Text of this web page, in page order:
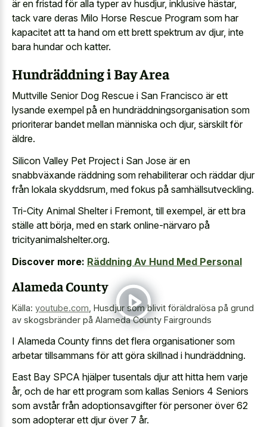
är en fristad för alla typer av husdjur, inklusive hästar,
tack vare deras Milo Horse Rescue Program som har
kapacitet att ta hand om ett brett spektrum av djur, inte
bara hundar och katter.
Hundräddning i Bay Area
Muttville Senior Dog Rescue i San Francisco är ett
lysande exempel på en hundräddningsorganisation som
prioriterar bandet mellan människa och djur, särskilt för
äldre.
Silicon Valley Pet Project i San Jose är en
snabbväxande räddning som rehabiliterar och räddar djur
från lokala skyddsrum, med fokus på samhällsutveckling.
Tri-City Animal Shelter i Fremont, till exempel, är ett bra
ställe att börja, med en stark online-närvaro på
tricityanimalshelter.org.
Discover more: Räddning Av Hund Med Personal
Alameda County
Källa: youtube.com Husdjur som blivit föräldralösa på grund
av skogsbränder på Alameda County Fairgrounds
I Alameda County finns det flera organisationer som
arbetar tillsammans för att göra skillnad i hundräddning.
East Bay SPCA hjälper tusentals djur att hitta hem varje
år, och de har ett program som kallas Seniors 4 Seniors
som avstår från adoptionsavgifter för personer över 62
som adopterar ett djur över 7 år.